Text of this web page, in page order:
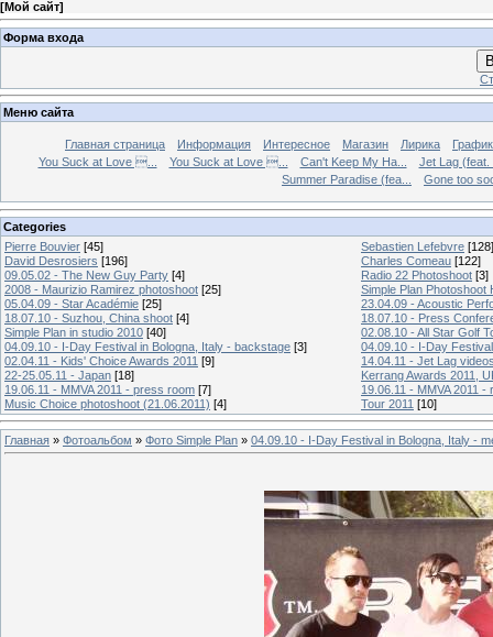
[Мой сайт]
Форма входа
Меню сайта
Главная страница Информация Интересное Магазин Лирика
You Suck at Love ...
You Suck at Love ... Can't Keep My Ha...
Jet Lag (feat.
Summer Paradise (fea...
Gone too
Categories
Pierre Bouvier [45] Sebastien Lefebvre [128]
David Desrosiers [196] Charles Comeau [122]
09.05.02 - The New Guy Party [4] Radio 22 Photoshoot [3]
2008 - Maurizio Ramirez photoshoot [25]
Simple Plan Photoshoot
05.04.09 - Star Académie [25]
23.04.09 - Acoustic
18.07.10 - Suzhou, China shoot [4]
18.07.10 - Press
Simple Plan in studio 2010 [40]
02.08.10 - All Star Golf
04.09.10 - I-Day Festival in Bologna, Italy - backstage [3]
04.09.10 - I-Day
02.04.11 - Kids' Choice Awards 2011 [9]
14.04.11 - Jet Lag
22-25.05.11 - Japan [18]
Kerrang Awards 2011,
19.06.11 - MMVA 2011 - press room [7]
19.06.11 - MMVA 2011 -
Music Choice photoshoot (21.06.2011) [4] Tour 2011 [10]
Главная » Фотоальбом » Фото Simple Plan » 04.09.10 - I-Day Festival in Bologna, Italy -